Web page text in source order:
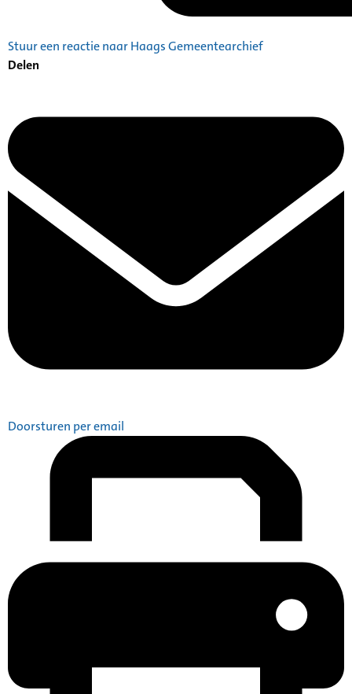
Stuur een reactie naar Haags Gemeentearchief
Delen
Doorsturen per email